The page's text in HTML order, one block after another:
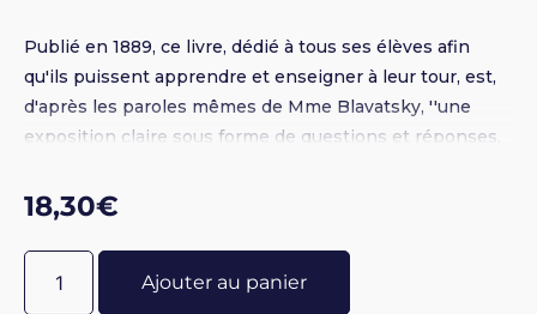
Publié en 1889, ce livre, dédié à tous ses élèves afin
qu'ils puissent apprendre et enseigner à leur tour, est,
d'après les paroles mêmes de Mme Blavatsky, ''une
exposition claire sous forme de questions et réponses,
l'étude desquelles la Société Théosophique fut fondée''.
18,30€
Ajouter au panier